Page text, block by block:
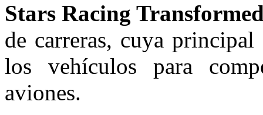
Stars Racing
de carreras, cuya
los vehículos para
aviones.